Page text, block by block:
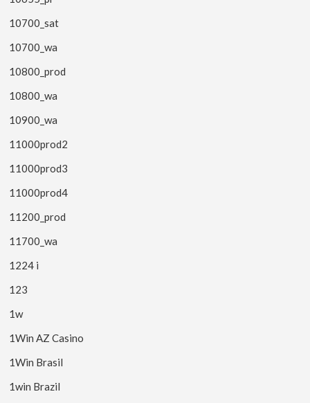
10700_sat
10700_wa
10800_prod
10800_wa
10900_wa
11000prod2
11000prod3
11000prod4
11200_prod
11700_wa
1224 i
123
1w
1Win AZ Casino
1Win Brasil
1win Brazil